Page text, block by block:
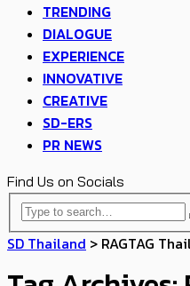
TRENDING
DIALOGUE
EXPERIENCE
INNOVATIVE
CREATIVE
SD-ERS
PR NEWS
Find Us on Socials
SD Thailand > RAGTAG